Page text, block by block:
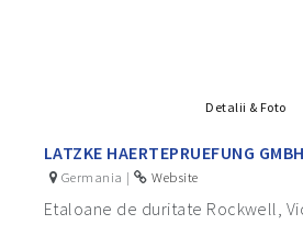
Detalii & Foto
LATZKE HAERTEPRUEFUNG GMBH
Germania | Website
Etaloane de duritate Rockwell,